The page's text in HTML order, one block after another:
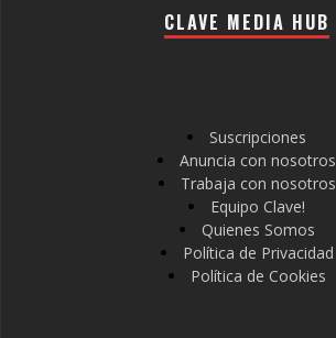
CLAVE MEDIA HUB
Suscripciones
Anuncia con nosotros
Trabaja con nosotros
Equipo Clave!
Quienes Somos
Política de Privacidad
Política de Cookies